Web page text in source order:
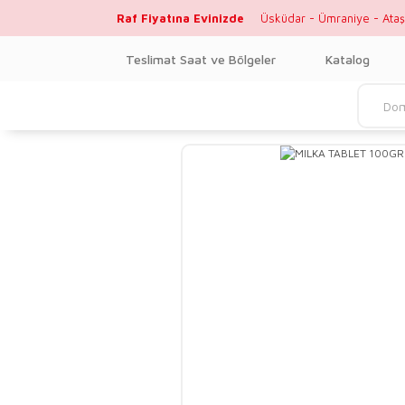
Raf Fiyatına Evinizde Üsküdar - Ümraniye -
Teslimat Saat ve Bölgeler Katalog